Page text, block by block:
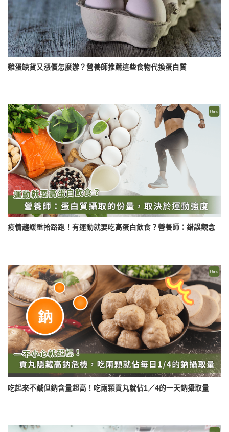
雞蛋缺貨又漲價怎麼辦？營養師推薦這些食物代換蛋白質
疫情趨緩重拾路跑！有運動就要吃高蛋白飲食？營養師：錯誤觀念
吃起來不鹹但鈉含量超高！吃兩顆貢丸就佔1／4的一天鈉攝取量